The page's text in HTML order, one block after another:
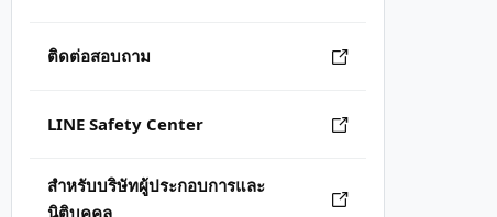
ติดต่อสอบถาม
LINE Safety Center
สำหรับบริษัทผู้ประกอบการและ
นิติบุคคล